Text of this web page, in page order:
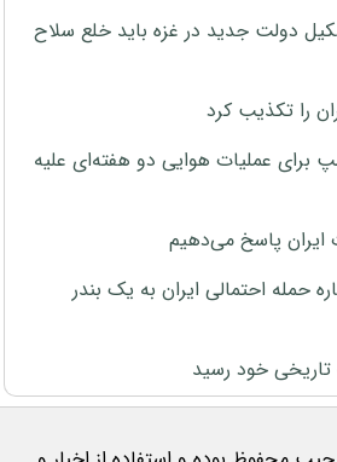
دولت جدید در غزه باید خلع سلاح
را تکذیب کرد
برای عملیات هوایی دو هفته‌ای علیه
ایران پاسخ می‌دهیم
حمله احتمالی ایران به یک بندر
خود رسید